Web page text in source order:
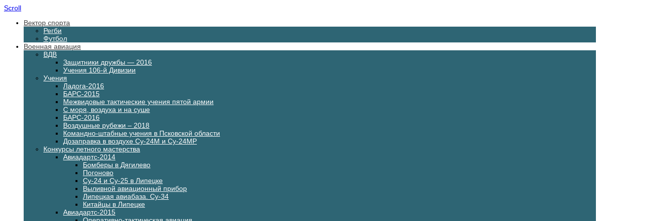
Scroll
Вектор спорта
Регби
Футбол
Военная авиация
ВДВ
Защитники дружбы — 2016
Учения 106-й Дивизии
Учения
Ладога-2016
БАРС-2015
Межвидовые тактические учения пятой армии
С моря, воздуха и на суше
БАРС-2016
Воздушные рубежи – 2018
Командно-штабные учения в Псковской области
Дозаправка в воздухе Су-24М и Су-24МР
Конкурсы летного мастерства
Авиадартс-2014
Бомберы в Дягилево
Погоново
Су-24 и Су-25 в Липецке
Выливной авиационный прибор
Липецкая авиабаза. Су-34
Китайцы в Липецке
Авиадартс-2015